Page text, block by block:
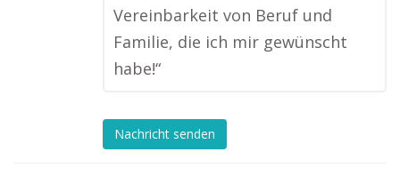
Vereinbarkeit von Beruf und
Familie, die ich mir gewünscht
habe!“
Nachricht senden